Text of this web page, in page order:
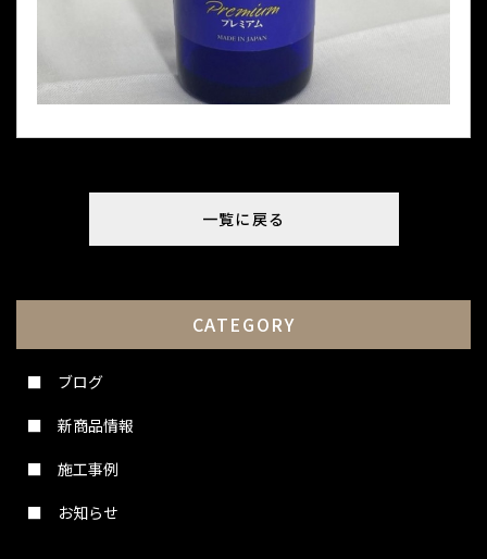
一覧に戻る
CATEGORY
ブログ
新商品情報
施工事例
お知らせ